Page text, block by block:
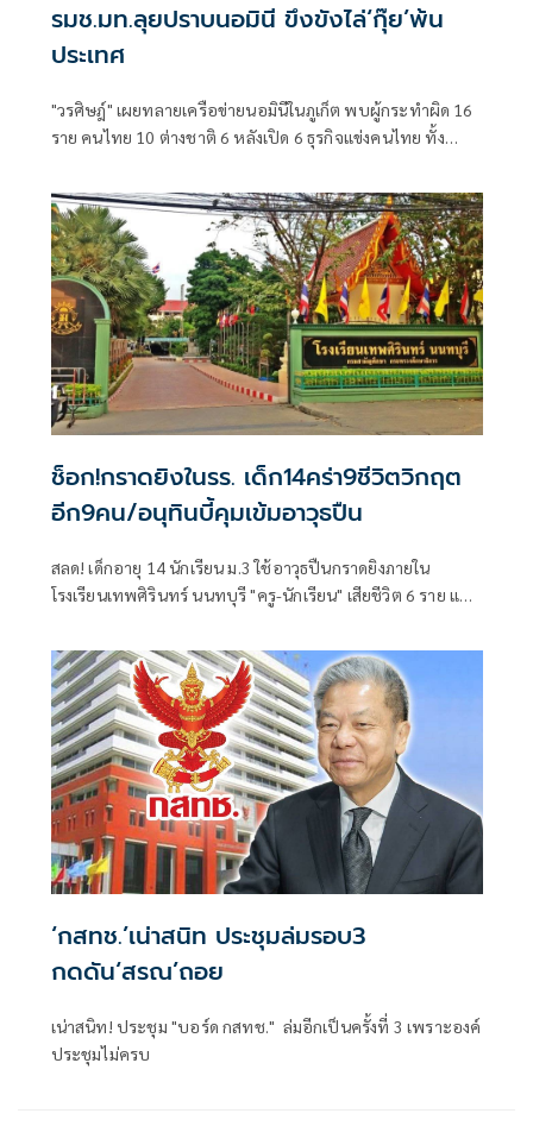
รมช.มท.ลุยปราบนอมินี ขึงขังไล่‘กุ๊ย’พ้น
ประเทศ
"วรศิษฎ์" เผยทลายเครือข่ายนอมินีในภูเก็ต พบผู้กระทำผิด 16
ราย คนไทย 10 ต่างชาติ 6 หลังเปิด 6 ธุรกิจแข่งคนไทย ทั้ง
ช็อก!กราดยิงในรร. เด็ก14คร่า9ชีวิตวิกฤต
อีก9คน/อนุทินบี้คุมเข้มอาวุธปืน
สลด! เด็กอายุ 14 นักเรียน ม.3 ใช้อาวุธปืนกราดยิงภายใน
โรงเรียนเทพศิรินทร์ นนทบุรี "ครู-นักเรียน" เสียชีวิต 6 ราย และ
‘กสทช.’เน่าสนิท ประชุมล่มรอบ3
กดดัน‘สรณ’ถอย
เน่าสนิท! ประชุม "บอร์ด กสทช." ล่มอีกเป็นครั้งที่ 3 เพราะองค์
ประชุมไม่ครบ